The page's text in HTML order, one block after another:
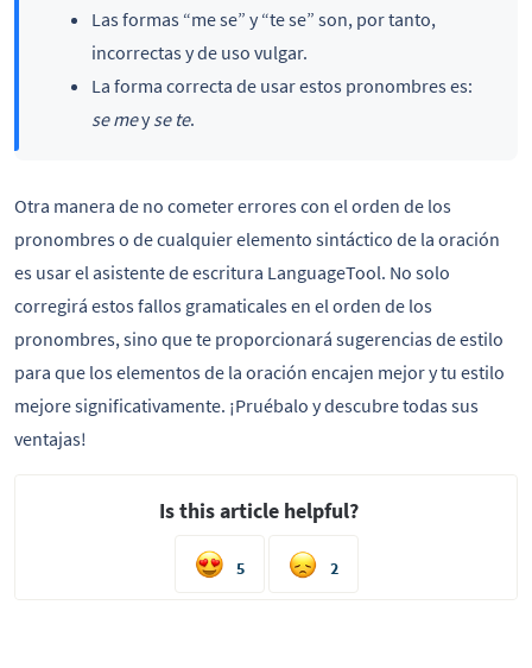
Las formas “me se” y “te se” son, por tanto,
incorrectas y de uso vulgar.
La forma correcta de usar estos pronombres es:
se meyse te.
Otra manera de no cometer errores con el orden de los
pronombres o de cualquier elemento sintáctico de la oración
es usar el asistente de escritura LanguageTool. No solo
corregirá estos fallos gramaticales en el orden de los
pronombres, sino que te proporcionará sugerencias de estilo
para que los elementos de la oración encajen mejor y tu estilo
mejore significativamente. ¡Pruébalo y descubre todas sus
ventajas!
Is this article helpful?
5 2